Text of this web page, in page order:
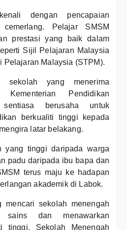
dengan pencapaian
Pelajar SMSM
prestasi yang baik dalam
Sijil Pelajaran Malaysia
Pelajaran Malaysia (STPM).
sekolah yang menerima
Kementerian Pendidikan
berusaha untuk
berkualiti tinggi kepada
latar belakang.
yang tinggi daripada warga
padu daripada ibu bapa dan
terus maju ke hadapan
akademik di Labok.
mencari sekolah menengah
sains dan menawarkan
tinggi, Sekolah Menengah